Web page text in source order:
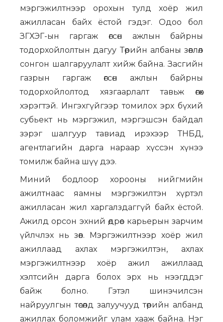
мэргэжилтнээр орохын тулд хоёр жил
ажилласан байх ёстой гэдэг. Одоо бол
ЗГХЭГ-ын гаргаж өгсөн ажлын байрны
тодорхойлолтын дагуу Төрийн албаны зөвлөл
сонгон шалгаруулалт хийж байна. Засгийн
газрын гаргаж өгсөн ажлын байрны
тодорхойлолтод хязгаарлалт тавьж өгөх
хэрэгтэй. Ингэхгүйгээр томилох эрх бүхий
субьект нь мэргэжил, мэргэшсэн байдал
зэрэг шалгуур тавиад ирэхээр ТНБД,
агентлагийн дарга нараар хүссэн хүнээ
томилж байна шүү дээ.
Миний бодлоор хорооны нийгмийн
ажилтнаас яамны мэргэжилтэн хүртэл
ажилласан жил харгалздаггүй байх ёстой.
Ажилд орсон эхний өдрөөс карьерын зарчим
үйлчлэх нь зөв. Мэргэжилтнээр хоёр жил
ажиллаад ахлах мэргэжилтэн, ахлах
мэргэжилтнээр хоёр ажил ажиллаад
хэлтсийн дарга болох эрх нь нээгддэг
байж болно. Гэтэл шинэчилсэн
найруулгын төсөлд залуучууд төрийн албанд
ажиллах боломжийг улам хааж байна. Нэг